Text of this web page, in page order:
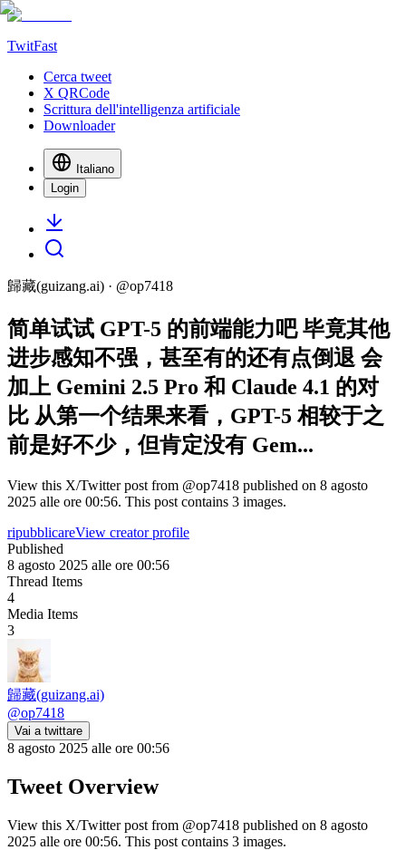
TwitFast
Cerca tweet
X QRCode
Scrittura dell'intelligenza artificiale
Downloader
Italiano
Login
歸藏(guizang.ai) · @op7418
简单试试 GPT-5 的前端能力吧 毕竟其他
进步感知不强，甚至有的还有点倒退 会
加上 Gemini 2.5 Pro 和 Claude 4.1 的对
比 从第一个结果来看，GPT-5 相较于之
前是好不少，但肯定没有 Gem...
View this X/Twitter post from @op7418 published on 8 agosto
2025 alle ore 00:56. This post contains 3 images.
ripubblicareView creator profile
Published
8 agosto 2025 alle ore 00:56
Thread Items
4
Media Items
3
歸藏(guizang.ai)
@op7418
Vai a twittare
8 agosto 2025 alle ore 00:56
Tweet Overview
View this X/Twitter post from @op7418 published on 8 agosto
2025 alle ore 00:56. This post contains 3 images.